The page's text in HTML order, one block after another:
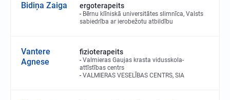
Bidiņa Zaiga ergoterapeits
Bērnu klīniskā universitātes slimnīca, Valsts
sabiedrība ar ierobežotu atbildību
Vantere
Agnese
fizioterapeits
Valmieras Gaujas krasta vidusskola-
attīstības centrs
VALMIERAS VESELĪBAS CENTRS, SIA